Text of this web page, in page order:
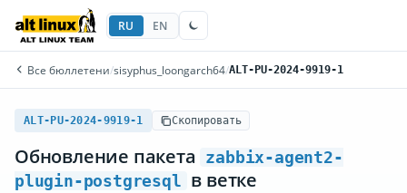
RU EN
Все бюллетени/sisyphus_loongarch64/ALT-PU-2024-9919-1
ALT-PU-2024-9919-1 Скопировать
Обновление пакета
zabbix-agent2-
plugin-postgresql в ветке